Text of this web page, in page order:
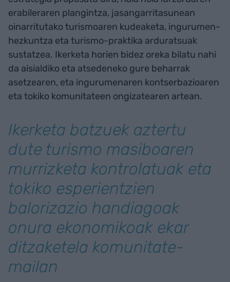
erabileraren plangintza, jasangarritasunean
oinarritutako turismoaren kudeaketa, ingurumen-
hezkuntza eta turismo-praktika arduratsuak
sustatzea. Ikerketa horien bidez oreka bilatu nahi
da aisialdiko eta atsedeneko gure beharrak
asetzearen, eta ingurumenaren kontserbazioaren
eta tokiko komunitateen ongizatearen artean.
Ikerketa batzuek aztertu
dute turismo masiboaren
murrizketa kontrolatuak eta
tokiko esperientzien
balorizazio handiagoak
onura ekonomikoak ekar
ditzaketela komunitate-
mailan